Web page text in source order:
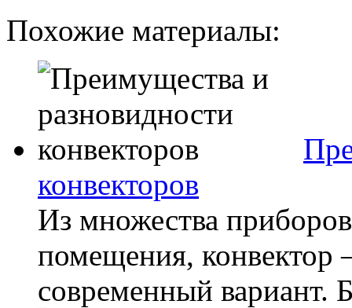
Похожие материалы:
конвекторов
Из множества
помещения, конвектор
современный вариант.